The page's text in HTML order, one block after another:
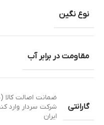
نوع نگین
مقاومت در برابر آب
گارانتی
ضمانت اصالت
شرکت سردار وارد
ایران